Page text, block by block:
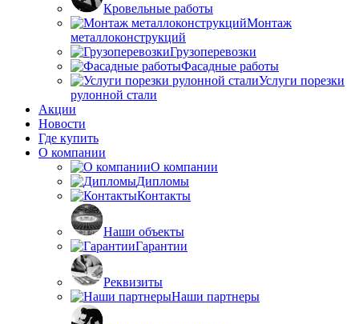
Кровельные работы
Монтаж
металлоконструкций
Грузоперевозки
Фасадные работы
Услуги порезки
рулонной стали
Акции
Новости
Где купить
О компании
О компании
Дипломы
Контакты
Наши объекты
Гарантии
Реквизиты
Наши партнеры